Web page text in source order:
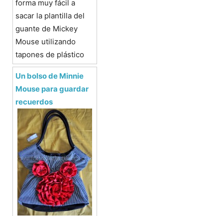
forma muy fácil a
sacar la plantilla del
guante de Mickey
Mouse utilizando
tapones de plástico
Un bolso de Minnie
Mouse para guardar
recuerdos